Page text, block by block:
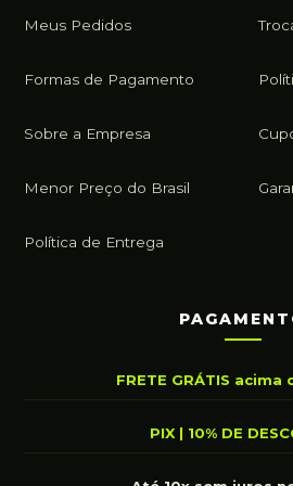
Meus Pedidos
Formas de Pagamento
Sobre a Empresa
Menor Preço do Brasil
Política de Entrega
FRETE GRÁTIS acima
PIX | 10% DE